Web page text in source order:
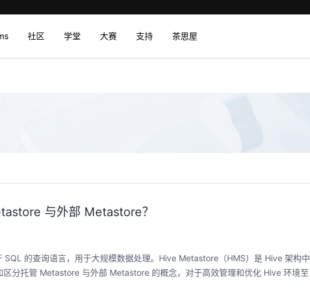
社区 学堂 大赛 支持 茶思屋
与外部 Metastore？
的查询语言，用于大规模数据处理。Hive Metastore（HMS）是 Hive 架构中
分托管 Metastore 与外部 Metastore 的概念，对于高效管理和优化 Hive 环境至